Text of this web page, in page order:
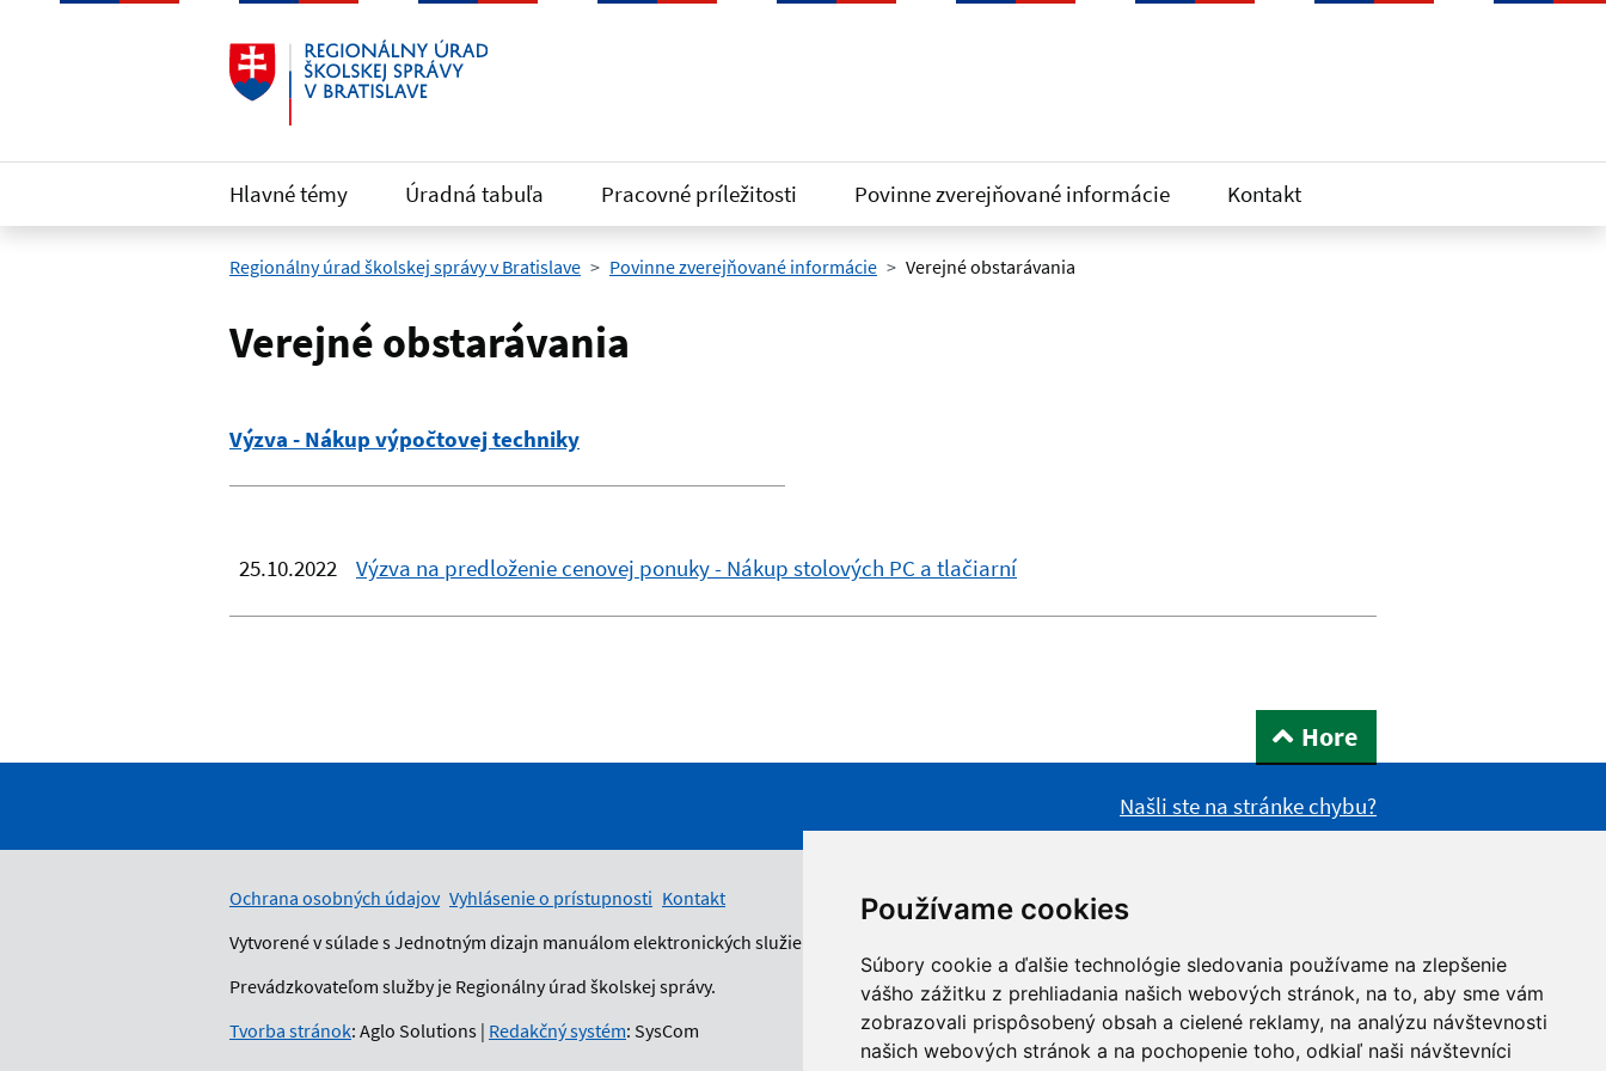
Používame cookies
Súbory cookie a ďalšie technológie sledovania používame na zlepšenie
vášho zážitku z prehliadania našich webových stránok, na to, aby sme vám
zobrazovali prispôsobený obsah a cielené reklamy, na analýzu návštevnosti
našich webových stránok a na pochopenie toho, odkiaľ naši návštevníci
Preskočiť na hlavný obsah
Hlavné témy Úradná tabuľa Pracovné príležitosti Povinne zverejňované informácie Kontakt
Regionálny úrad školskej správy v Bratislave Povinne zverejňované informácie Verejné obstarávania
Verejné obstarávania
Výzva - Nákup výpočtovej techniky
25.10.2022 Výzva na predloženie cenovej ponuky - Nákup stolových PC a tlačiarní
Hore
Našli ste na stránke chybu?
Ochrana osobných údajov Vyhlásenie o prístupnosti Kontakt
Vytvorené v súlade s Jednotným dizajn manuálom elektronických služieb.
Prevádzkovateľom služby je Regionálny úrad školskej správy.
Tvorba stránok: Aglo Solutions | Redakčný systém: SysCom